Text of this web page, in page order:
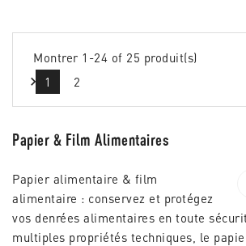
Montrer 1-24 of 25 produit(s)
1
2

Papier & Film Alimentaires
Papier alimentaire & film
alimentaire : conservez et protégez
vos denrées alimentaires en toute
multiples propriétés techniques, le